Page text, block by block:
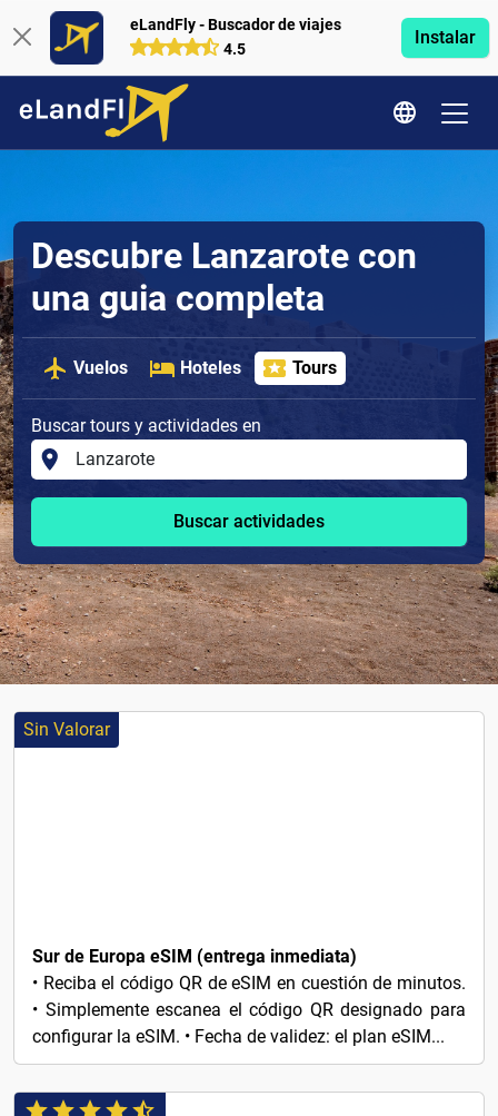
eLandFly - Buscador de viajes
4.5
Instalar
Descubre Lanzarote con
una guia completa
Vuelos Hoteles Tours
Buscar tours y actividades en
Buscar actividades
Sin Valorar
Sur de Europa eSIM (entrega inmediata)
• Reciba el código QR de eSIM en cuestión de minutos.
• Simplemente escanea el código QR designado para
configurar la eSIM. • Fecha de validez: el plan eSIM...